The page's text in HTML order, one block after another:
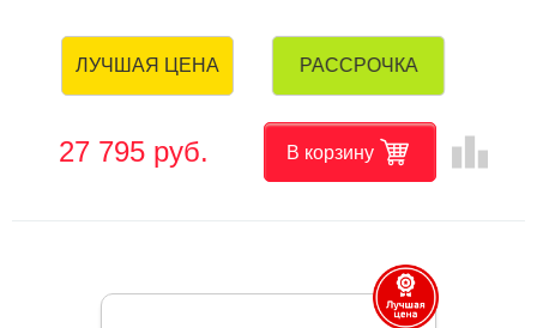
ЛУЧШАЯ ЦЕНА РАССРОЧКА
27 795 руб. В корзину leaderboard